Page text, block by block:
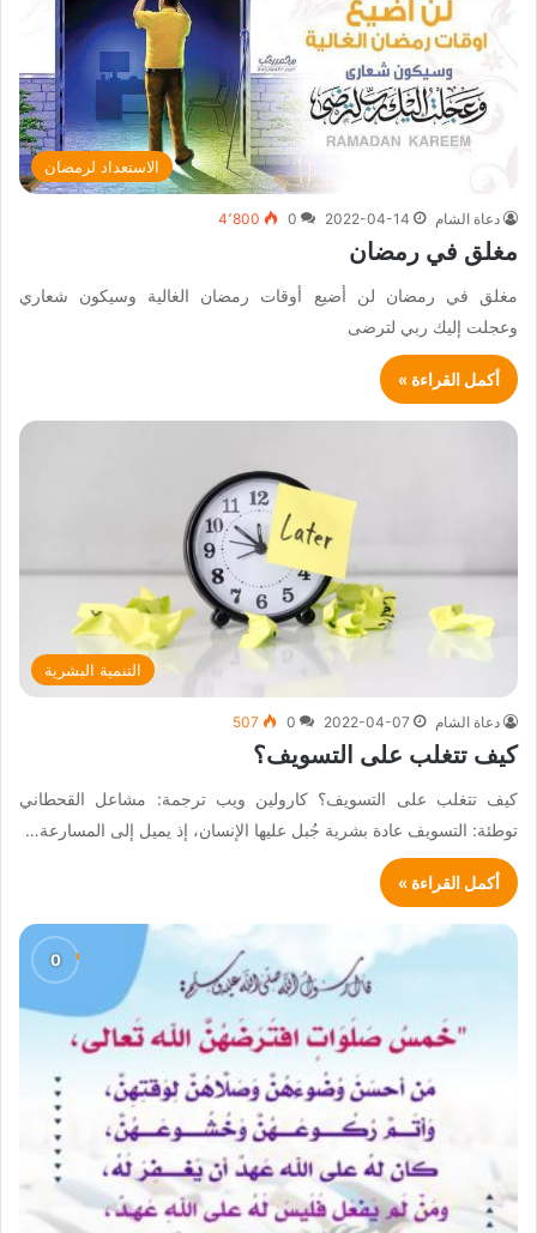
الاستعداد لرمضان
دعاة الشام 2022-04-14
0 4٬800
مغلق في رمضان
مغلق في رمضان لن أضيع أوقات رمضان الغالية وسيكون شعاري
وعجلت إليك ربي لترضى
أكمل القراءة »
التنمية البشرية
دعاة الشام 2022-04-07
0
507
كيف تتغلب على التسويف؟
كيف تتغلب على التسويف؟ كارولين ويب ترجمة: مشاعل القحطاني
توطئة: التسويف عادة بشرية جُبل عليها الإنسان، إذ يميل إلى المسارعة…
أكمل القراءة »